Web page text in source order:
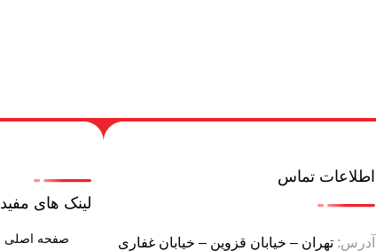
اطلاعات تماس
آدرس: تهران – خیابان قزوین – خیابان غفاری
لینک های مفید
صفحه اصلی